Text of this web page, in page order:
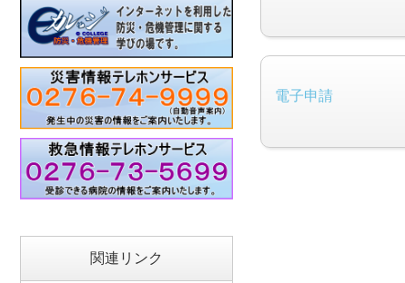
電子申請
関連リンク